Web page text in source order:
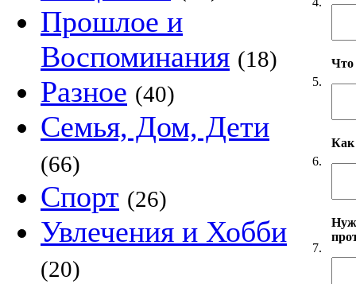
Прошлое и
Воспоминания (18)
Разное (40)
Семья, Дом, Дети
(66)
Спорт (26)
Увлечения и Хобби
(20)
5.
Что
6.
Как
7.